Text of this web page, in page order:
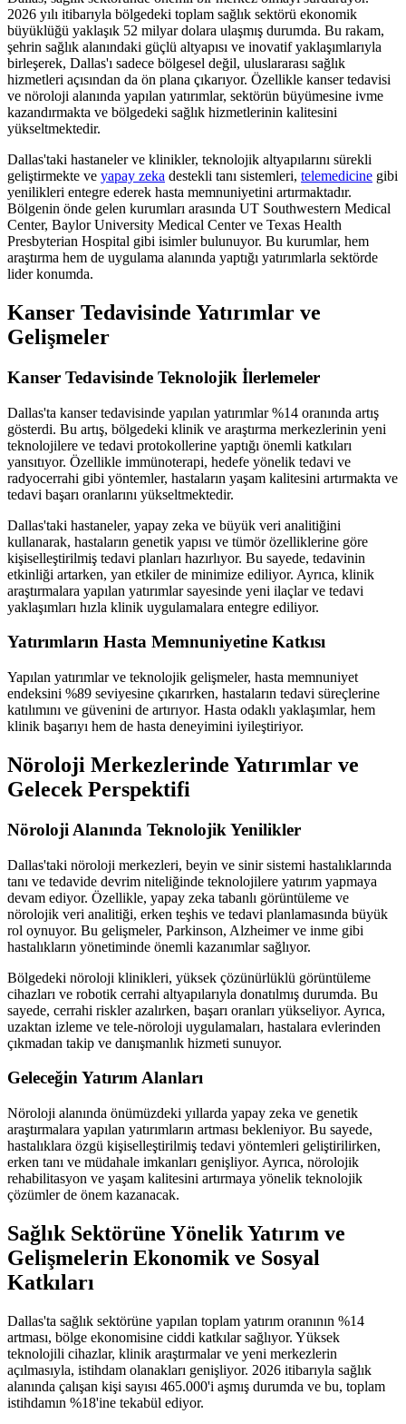
2026 yılı itibarıyla bölgedeki toplam sağlık sektörü ekonomik
büyüklüğü yaklaşık 52 milyar dolara ulaşmış durumda. Bu rakam,
şehrin sağlık alanındaki güçlü altyapısı ve inovatif yaklaşımlarıyla
birleşerek, Dallas'ı sadece bölgesel değil, uluslararası sağlık
hizmetleri açısından da ön plana çıkarıyor. Özellikle kanser tedavisi
ve nöroloji alanında yapılan yatırımlar, sektörün büyümesine ivme
kazandırmakta ve bölgedeki sağlık hizmetlerinin kalitesini
yükseltmektedir.
Dallas'taki hastaneler ve klinikler, teknolojik altyapılarını sürekli
geliştirmekte ve yapay zeka destekli tanı sistemleri, telemedicine gibi
yenilikleri entegre ederek hasta memnuniyetini artırmaktadır.
Bölgenin önde gelen kurumları arasında UT Southwestern Medical
Center, Baylor University Medical Center ve Texas Health
Presbyterian Hospital gibi isimler bulunuyor. Bu kurumlar, hem
araştırma hem de uygulama alanında yaptığı yatırımlarla sektörde
lider konumda.
Kanser Tedavisinde Yatırımlar ve
Gelişmeler
Kanser Tedavisinde Teknolojik İlerlemeler
Dallas'ta kanser tedavisinde yapılan yatırımlar %14 oranında artış
gösterdi. Bu artış, bölgedeki klinik ve araştırma merkezlerinin yeni
teknolojilere ve tedavi protokollerine yaptığı önemli katkıları
yansıtıyor. Özellikle immünoterapi, hedefe yönelik tedavi ve
radyocerrahi gibi yöntemler, hastaların yaşam kalitesini artırmakta ve
tedavi başarı oranlarını yükseltmektedir.
Dallas'taki hastaneler, yapay zeka ve büyük veri analitiğini
kullanarak, hastaların genetik yapısı ve tümör özelliklerine göre
kişiselleştirilmiş tedavi planları hazırlıyor. Bu sayede, tedavinin
etkinliği artarken, yan etkiler de minimize ediliyor. Ayrıca, klinik
araştırmalara yapılan yatırımlar sayesinde yeni ilaçlar ve tedavi
yaklaşımları hızla klinik uygulamalara entegre ediliyor.
Yatırımların Hasta Memnuniyetine Katkısı
Yapılan yatırımlar ve teknolojik gelişmeler, hasta memnuniyet
endeksini %89 seviyesine çıkarırken, hastaların tedavi süreçlerine
katılımını ve güvenini de artırıyor. Hasta odaklı yaklaşımlar, hem
klinik başarıyı hem de hasta deneyimini iyileştiriyor.
Nöroloji Merkezlerinde Yatırımlar ve
Gelecek Perspektifi
Nöroloji Alanında Teknolojik Yenilikler
Dallas'taki nöroloji merkezleri, beyin ve sinir sistemi hastalıklarında
tanı ve tedavide devrim niteliğinde teknolojilere yatırım yapmaya
devam ediyor. Özellikle, yapay zeka tabanlı görüntüleme ve
nörolojik veri analitiği, erken teşhis ve tedavi planlamasında büyük
rol oynuyor. Bu gelişmeler, Parkinson, Alzheimer ve inme gibi
hastalıkların yönetiminde önemli kazanımlar sağlıyor.
Bölgedeki nöroloji klinikleri, yüksek çözünürlüklü görüntüleme
cihazları ve robotik cerrahi altyapılarıyla donatılmış durumda. Bu
sayede, cerrahi riskler azalırken, başarı oranları yükseliyor. Ayrıca,
uzaktan izleme ve tele-nöroloji uygulamaları, hastalara evlerinden
çıkmadan takip ve danışmanlık hizmeti sunuyor.
Geleceğin Yatırım Alanları
Nöroloji alanında önümüzdeki yıllarda yapay zeka ve genetik
araştırmalara yapılan yatırımların artması bekleniyor. Bu sayede,
hastalıklara özgü kişiselleştirilmiş tedavi yöntemleri geliştirilirken,
erken tanı ve müdahale imkanları genişliyor. Ayrıca, nörolojik
rehabilitasyon ve yaşam kalitesini artırmaya yönelik teknolojik
çözümler de önem kazanacak.
Sağlık Sektörüne Yönelik Yatırım ve
Gelişmelerin Ekonomik ve Sosyal
Katkıları
Dallas'ta sağlık sektörüne yapılan toplam yatırım oranının %14
artması, bölge ekonomisine ciddi katkılar sağlıyor. Yüksek
teknolojili cihazlar, klinik araştırmalar ve yeni merkezlerin
açılmasıyla, istihdam olanakları genişliyor. 2026 itibarıyla sağlık
alanında çalışan kişi sayısı 465.000'i aşmış durumda ve bu, toplam
istihdamın %18'ine tekabül ediyor.